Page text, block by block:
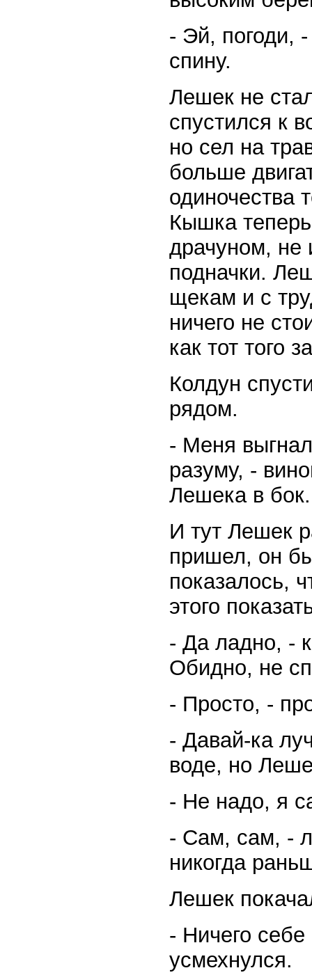
- Эй, погоди,
спину.
Лешек не
спустился к
но сел на
больше
одиночества
Кышка
драчуном, не
подначки.
щекам и с
ничего не
как тот того
Колдун
рядом.
- Меня
разуму, -
Лешека в бок.
И тут Лешек
пришел, он
показалось,
этого
- Да ладно, -
Обидно, не
- Просто, -
- Давай-ка
воде, но
- Не надо, я
- Сам, сам, -
никогда
Лешек
- Ничего
усмехнулся.